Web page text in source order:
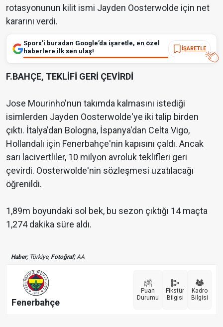
rotasyonunun kilit ismi Jayden Oosterwolde için net
kararını verdi.
Sporx’i buradan Google’da işaretle, en özel
haberlere ilk sen ulaş!
İŞARETLE
F.BAHÇE, TEKLİFİ GERİ ÇEVİRDİ
Jose Mourinho'nun takımda kalmasını istediği
isimlerden Jayden Oosterwolde'ye iki talip birden
çıktı. İtalya'dan Bologna, İspanya'dan Celta Vigo,
Hollandalı için Fenerbahçe'nin kapısını çaldı. Ancak
sarı lacivertliler, 10 milyon avroluk teklifleri geri
çevirdi. Oosterwolde'nin sözleşmesi uzatılacağı
öğrenildi.
1,89m boyundaki sol bek, bu sezon çıktığı 14 maçta
1,274 dakika süre aldı.
Haber;Türkiye, Fotoğraf;AA
Fenerbahçe
Puan
Durumu
Fikstür
Bilgisi
Kadro
Bilgisi